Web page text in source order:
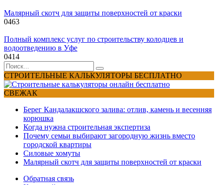
Малярный скотч для защиты поверхностей от краски
0463
Полный комплекс услуг по строительству колодцев и
водоотведению в Уфе
0414
Search
for:
СТРОИТЕЛЬНЫЕ КАЛЬКУЛЯТОРЫ БЕСПЛАТНО
СВЕЖАК
Берег Кандалакшского залива: отлив, камень и весенняя
корюшка
Когда нужна строительная экспертиза
Почему семьи выбирают загородную жизнь вместо
городской квартиры
Силовые хомуты
Малярный скотч для защиты поверхностей от краски
Обратная связь